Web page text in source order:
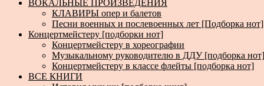
ВОКАЛЬНЫЕ ПРОИЗВЕДЕНИЯ
КЛАВИРЫ опер и балетов
Песни военных и послевоенных лет [Подборка нот]
Концертмейстеру [подборки нот]
Концертмейстеру в хореографии
Музыкальному руководителю в ДДУ [подборка нот]
Концертмейстеру в классе флейты [подборка нот]
ВСЕ КНИГИ